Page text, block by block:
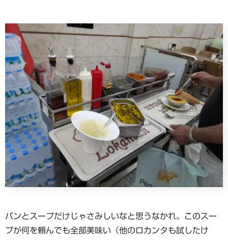
パンとスープだけじゃさみしいなと思うなかれ。このスー
プが何を頼んでも全部美味い（他のロカンタも試したけ